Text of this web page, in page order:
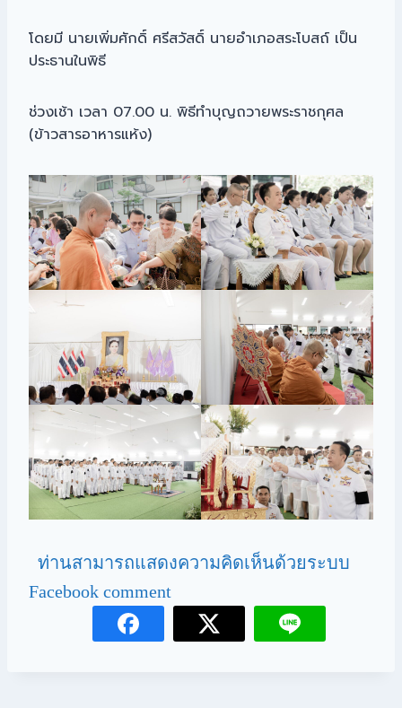
โดยมี นายเพิ่มศักดิ์ ศรีสวัสดิ์ นายอำเภอสระโบสถ์ เป็น
ประธานในพิธี
ช่วงเช้า เวลา 07.00 น. พิธีทำบุญถวายพระราชกุศล
(ข้าวสารอาหารแห้ง)
ท่านสามารถแสดงความคิดเห็นด้วยระบบ
Facebook comment